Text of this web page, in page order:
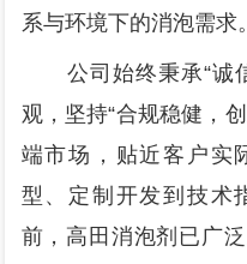
系与环境下的消泡需求。
公司始终秉承“诚信
观，坚持“合规稳健，
端市场，贴近客户实
型、定制开发到技术
前，高田消泡剂已广